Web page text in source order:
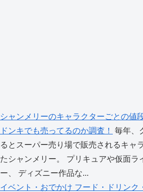
シャンメリーのキャラクターごとの値
ドンキでも売ってるのか調査！
毎年、
るとスーパー売り場で販売されるキャ
たシャンメリー。 プリキュアや仮面ラ
ー、 ディズニー作品な...
イベント・おでかけ フード・ドリンク